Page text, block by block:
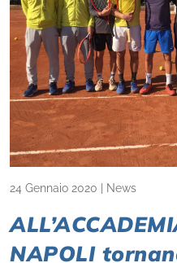
24 Gennaio 2020 News
NAPOLI